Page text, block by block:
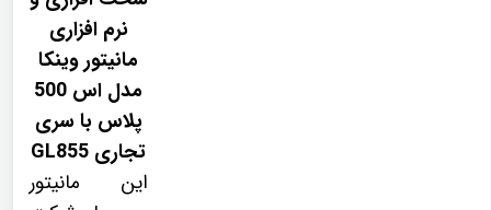
آمپلی فایر
طاقچه MDF و 3D عقب خودرو
نرم افزاری
مانیتور وینکا
مدل اس 500
پلاس با سری
تجاری GL855
این مانیتور